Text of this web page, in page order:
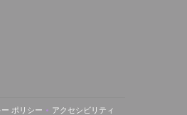
ー ポリシー アクセシビリティ